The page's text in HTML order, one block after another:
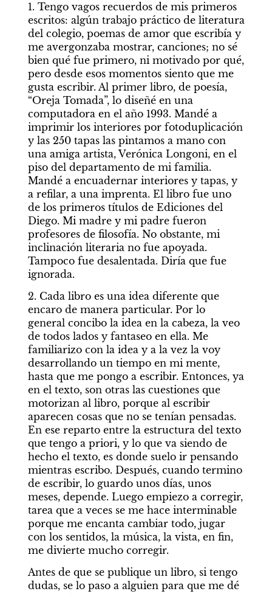
1. Tengo vagos recuerdos de mis primeros
escritos: algún trabajo práctico de literatura
del colegio, poemas de amor que escribía y
me avergonzaba mostrar, canciones; no sé
bien qué fue primero, ni motivado por qué,
pero desde esos momentos siento que me
gusta escribir. Al primer libro, de poesía,
“Oreja Tomada”, lo diseñé en una
computadora en el año 1993. Mandé a
imprimir los interiores por fotoduplicación
y las 250 tapas las pintamos a mano con
una amiga artista, Verónica Longoni, en el
piso del departamento de mi familia.
Mandé a encuadernar interiores y tapas, y
a refilar, a una imprenta. El libro fue uno
de los primeros títulos de Ediciones del
Diego. Mi madre y mi padre fueron
profesores de filosofía. No obstante, mi
inclinación literaria no fue apoyada.
Tampoco fue desalentada. Diría que fue
ignorada.
2. Cada libro es una idea diferente que
encaro de manera particular. Por lo
general concibo la idea en la cabeza, la veo
de todos lados y fantaseo en ella. Me
familiarizo con la idea y a la vez la voy
desarrollando un tiempo en mi mente,
hasta que me pongo a escribir. Entonces, ya
en el texto, son otras las cuestiones que
motorizan al libro, porque al escribir
aparecen cosas que no se tenían pensadas.
En ese reparto entre la estructura del texto
que tengo a priori, y lo que va siendo de
hecho el texto, es donde suelo ir pensando
mientras escribo. Después, cuando termino
de escribir, lo guardo unos días, unos
meses, depende. Luego empiezo a corregir,
tarea que a veces se me hace interminable
porque me encanta cambiar todo, jugar
con los sentidos, la música, la vista, en fin,
me divierte mucho corregir.
Antes de que se publique un libro, si tengo
dudas, se lo paso a alguien para que me dé